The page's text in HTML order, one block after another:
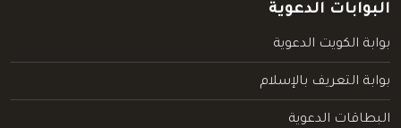
البوابات الدعوية
بوابة الكويت الدعوية
بوابة التعريف بالإسلام
البطاقات الدعوية